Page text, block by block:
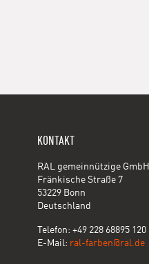
KONTAKT
RAL gemeinnützige GmbH
Fränkische Straße 7
53229 Bonn
Deutschland
Telefon: +49 228 68895 120
E-Mail: ral-farben@ral.de